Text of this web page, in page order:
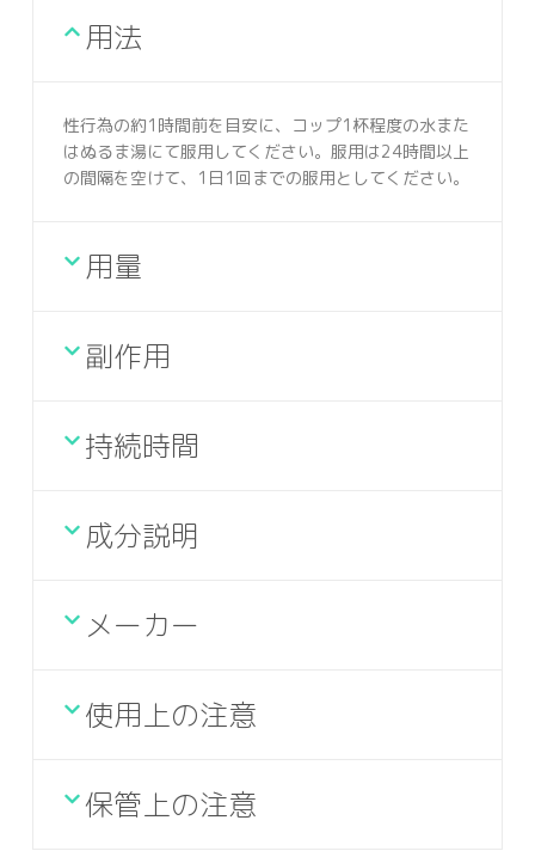
用法
性行為の約1時間前を目安に、コップ1杯程度の水また
はぬるま湯にて服用してください。服用は24時間以上
の間隔を空けて、1日1回までの服用としてください。
用量
副作用
持続時間
成分説明
メーカー
使用上の注意
保管上の注意